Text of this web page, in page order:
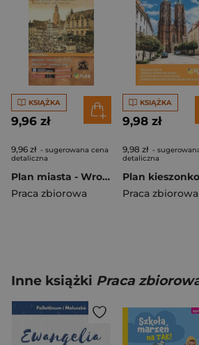
KSIĄŻKA
9,96 zł
9,96 zł - sugerowana cena
detaliczna
Plan miasta - Wrocław Breslau
Praca zbiorowa
KSIĄŻKA
9,98 zł
9,98 zł -
detaliczna
Praca zbiorowa
Inne książki Praca